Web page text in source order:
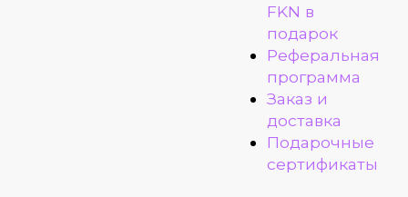
FKN в
подарок
Реферальная
программа
Заказ и
доставка
Подарочные
сертификаты